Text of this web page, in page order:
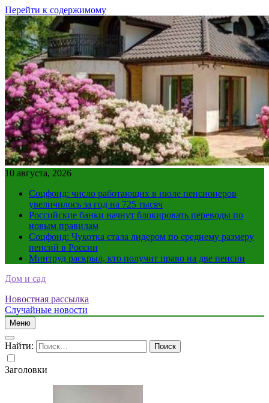
Перейти к содержимому
10 августа, 2026
Соцфонд: число работающих в июле пенсионеров
увеличилось за год на 725 тысяч
Российские банки начнут блокировать переводы по
новым правилам
Соцфонд: Чукотка стала лидером по среднему размеру
пенсий в России
Минтруд раскрыл, кто получит право на две пенсии
Дом и сад
Новостная рассылка
Случайные новости
Меню
Найти:
Заголовки